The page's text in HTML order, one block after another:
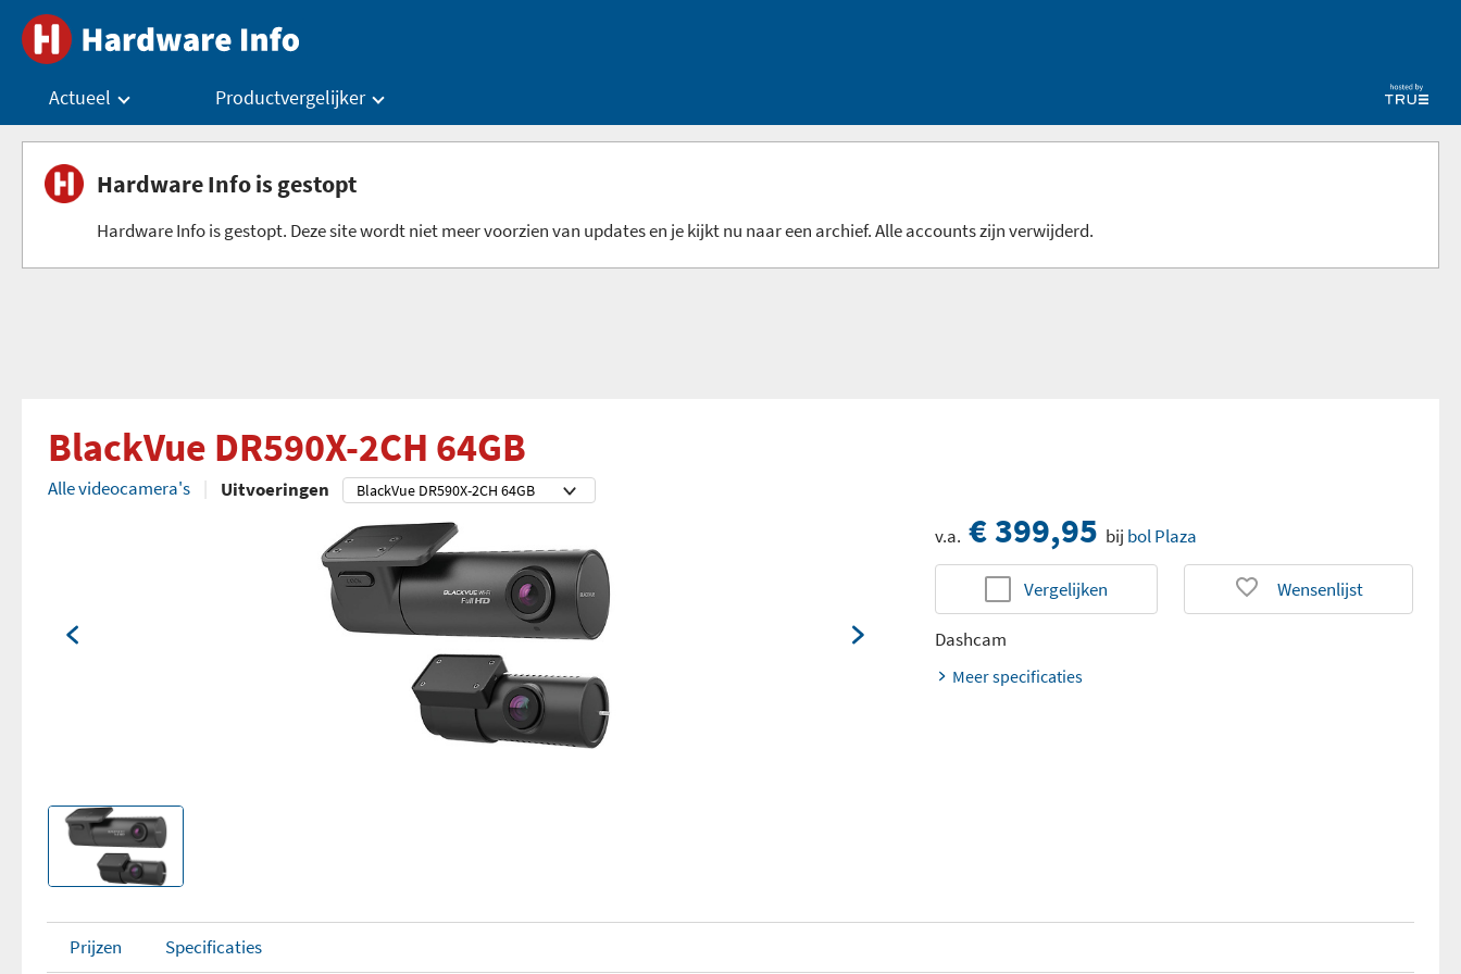
Actueel Productvergelijker
Hardware Info is gestopt
Hardware Info is gestopt. Deze site wordt niet meer voorzien van updates en je kijkt nu naar een archief. Alle accounts zijn verwijderd.
BlackVue DR590X-2CH 64GB
Alle videocamera's
Uitvoeringen
v.a. € 399,95 bij bol Plaza
Vergelijken Wensenlijst
Dashcam
Meer specificaties
Prijzen Specificaties